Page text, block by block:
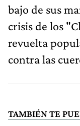
bajo de sus
crisis de los
revuelta
contra las
TAMBIÉN TE